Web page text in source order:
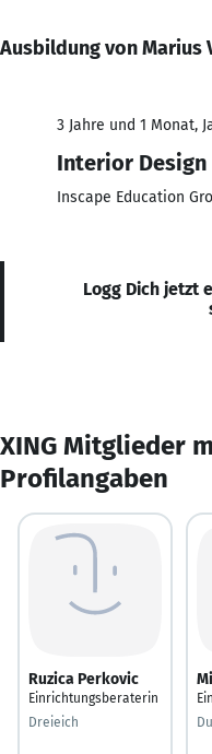
Ausbildung von Marius
3 Jahre und 1 Monat,
Interior Design
Inscape Education
Logg Dich jetzt
XING Mitglieder
Profilangaben
Ruzica Perkovic
Einrichtungsberaterin
Dreieich